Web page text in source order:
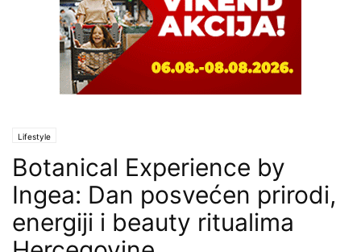
Lifestyle
Botanical Experience by
Ingea: Dan posvećen prirodi,
energiji i beauty ritualima